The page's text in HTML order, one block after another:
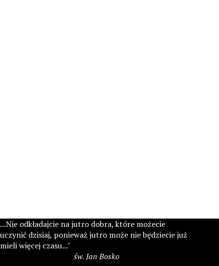
...Nie odkładajcie na jutro dobra, które możecie
uczynić dzisiaj, ponieważ jutro może nie będziecie już
mieli więcej czasu..."
św. Jan Bosko